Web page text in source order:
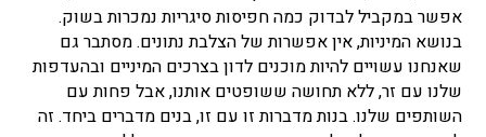
אפשר במקביל לבדוק כמה חפיסות סיגריות נמכרות בשוק.
בנושא המיניות, אין אפשרות של הצלבת נתונים. מסתבר גם
שאנחנו עשויים להיות מוכנים לדון בצרכים המיניים ובהעדפות
שלנו עם זר, ללא תחושה ששופטים אותנו, אבל פחות עם
השותפים שלנו. בנות מדברות זו עם זו, בנים מדברים ביחד. זה